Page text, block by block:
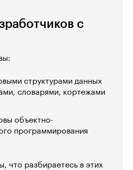
с
структурами данных
словарями, кортежами
объектно-
программирования
что разбираетесь в этих